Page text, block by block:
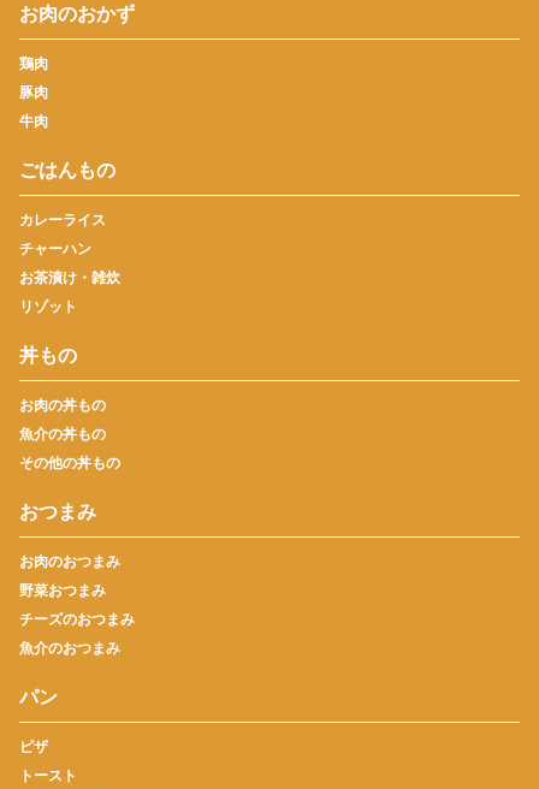
お肉のおかず
鶏肉
豚肉
牛肉
ごはんもの
カレーライス
チャーハン
お茶漬け・雑炊
リゾット
丼もの
お肉の丼もの
魚介の丼もの
その他の丼もの
おつまみ
お肉のおつまみ
野菜おつまみ
チーズのおつまみ
魚介のおつまみ
パン
ピザ
トースト